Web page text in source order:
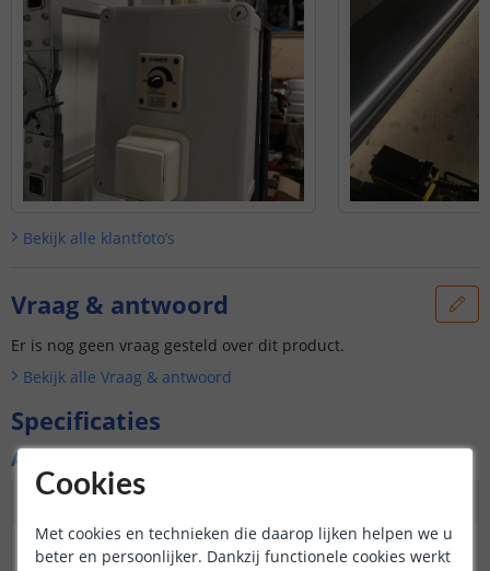
Bekijk alle klantfoto’s
Vraag & antwoord
Er is nog geen vraag gesteld over dit product.
Bekijk alle Vraag & antwoord
Specificaties
Algemene kenmerken
3M plakstrip over de
gehele lengte
Ja
Cookies
Met cookies en technieken die daarop lijken helpen we u
beter en persoonlijker. Dankzij functionele cookies werkt